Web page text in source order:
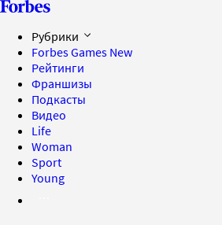
Рубрики
Forbes Games New
Рейтинги
Франшизы
Подкасты
Видео
Life
Woman
Sport
Young